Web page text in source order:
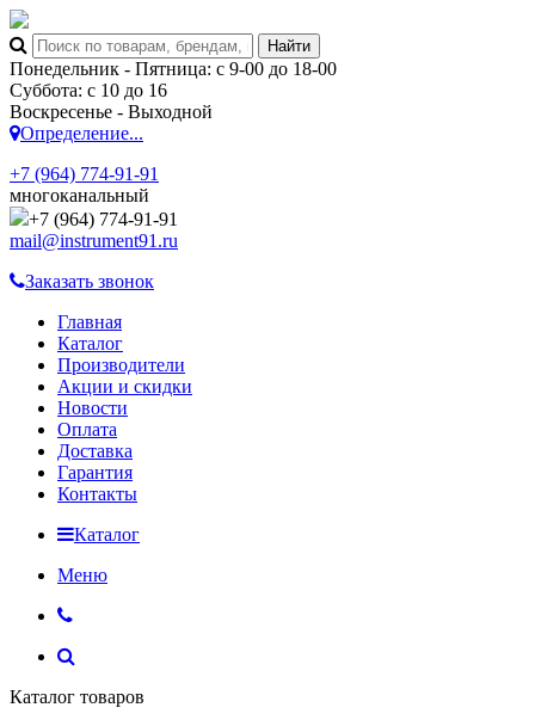
Понедельник - Пятница: с 9-00 до 18-00
Суббота: с 10 до 16
Воскресенье - Выходной
Определение...
+7 (964) 774-91-91
многоканальный
+7 (964) 774-91-91
mail@instrument91.ru
Заказать звонок
Главная
Каталог
Производители
Акции и скидки
Новости
Оплата
Доставка
Гарантия
Контакты
Каталог
Меню
Каталог товаров